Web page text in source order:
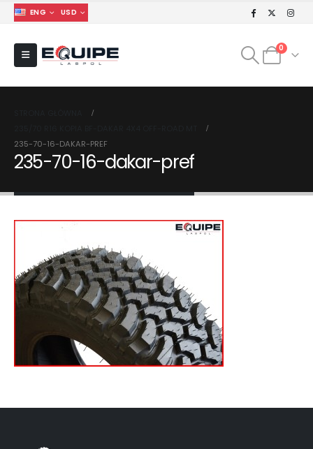
ENG USD
0
235-70-16-DAKAR-PREF
235-70-16-dakar-pref